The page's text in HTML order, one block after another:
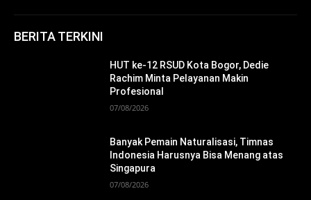
BERITA TERKINI
HUT ke-12 RSUD Kota Bogor, Dedie
Rachim Minta Pelayanan Makin
Profesional
07/08/2026
Banyak Pemain Naturalisasi, Timnas
Indonesia Harusnya Bisa Menang atas
Singapura
07/08/2026